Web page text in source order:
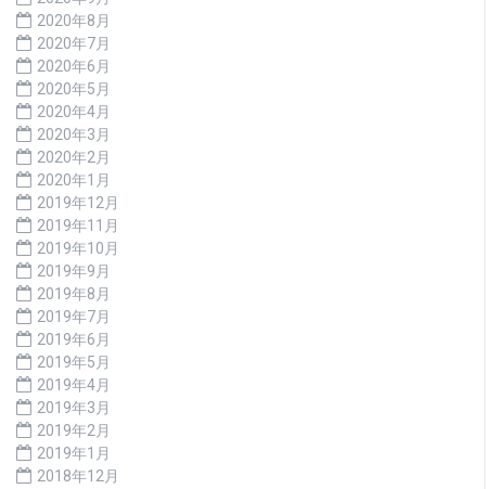
2020年8月
2020年7月
2020年6月
2020年5月
2020年4月
2020年3月
2020年2月
2020年1月
2019年12月
2019年11月
2019年10月
2019年9月
2019年8月
2019年7月
2019年6月
2019年5月
2019年4月
2019年3月
2019年2月
2019年1月
2018年12月